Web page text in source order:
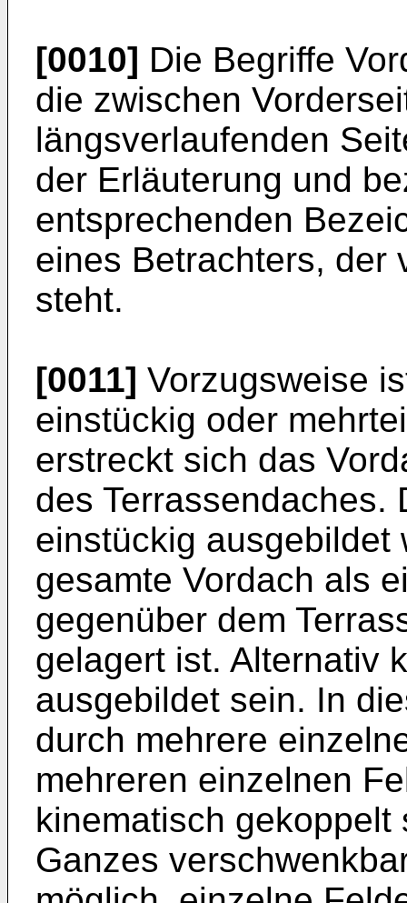
[0010] Die Begriffe
die zwischen
längsverlaufenden
der Erläuterung und
entsprechenden
eines Betrachters, der
steht.
[0011] Vorzugsweise
einstückig oder
erstreckt sich das
des Terrassendaches.
einstückig ausgebildet
gesamte Vordach als
gegenüber dem
gelagert ist. Alternativ
ausgebildet sein. In
durch mehrere
mehreren einzelnen
kinematisch
Ganzes